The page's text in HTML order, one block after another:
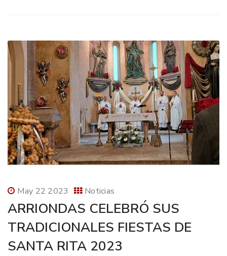
May 22 2023 Noticias
ARRIONDAS CELEBRÓ SUS
TRADICIONALES FIESTAS DE
SANTA RITA 2023